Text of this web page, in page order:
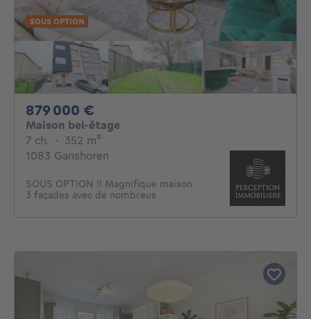
SOUS OPTION
879 000 €
Maison bel-étage
7 ch. 7 chambres
· 352 m²
1083 Ganshoren
SOUS OPTION !! Magnifique maison
3 façades avec de nombreus